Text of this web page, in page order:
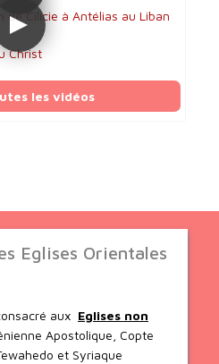
de Cilicie à Antélias au Liban
Christ
les vidéos
Eglises Orientales
aux Eglises non
Apostolique, Copte
et Syriaque